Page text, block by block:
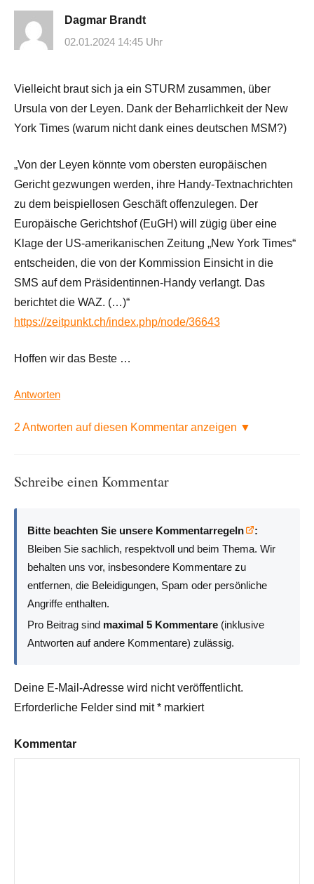
Dagmar Brandt
02.01.2024 14:45 Uhr
Vielleicht braut sich ja ein STURM zusammen, über
Ursula von der Leyen. Dank der Beharrlichkeit der New
York Times (warum nicht dank eines deutschen MSM?)
„Von der Leyen könnte vom obersten europäischen
Gericht gezwungen werden, ihre Handy-Textnachrichten
zu dem beispiellosen Geschäft offenzulegen. Der
Europäische Gerichtshof (EuGH) will zügig über eine
Klage der US-amerikanischen Zeitung „New York Times“
entscheiden, die von der Kommission Einsicht in die
SMS auf dem Präsidentinnen-Handy verlangt. Das
berichtet die WAZ. (…)“
https://zeitpunkt.ch/index.php/node/36643
Hoffen wir das Beste …
Antworten
2 Antworten auf diesen Kommentar anzeigen ▼
Schreibe einen Kommentar
Bitte beachten Sie unsere Kommentarregeln
:
Bleiben Sie sachlich, respektvoll und beim Thema. Wir
behalten uns vor, insbesondere Kommentare zu
entfernen, die Beleidigungen, Spam oder persönliche
Angriffe enthalten.
Pro Beitrag sind maximal 5 Kommentare (inklusive
Antworten auf andere Kommentare) zulässig.
Deine E-Mail-Adresse wird nicht veröffentlicht.
Erforderliche Felder sind mit* markiert
Kommentar